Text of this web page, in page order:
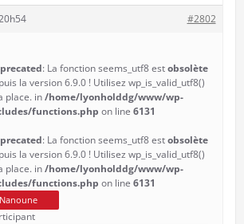
#2802
: La fonction seems_utf8 estobsolète
la version 6.9.0 ! Utilisez wp_is_valid_utf8()
place. in/home/lyonholddg/www/wp-
functions.php on line 6131
: La fonction seems_utf8 estobsolète
la version 6.9.0 ! Utilisez wp_is_valid_utf8()
place. in/home/lyonholddg/www/wp-
functions.php on line 6131
Nanoune